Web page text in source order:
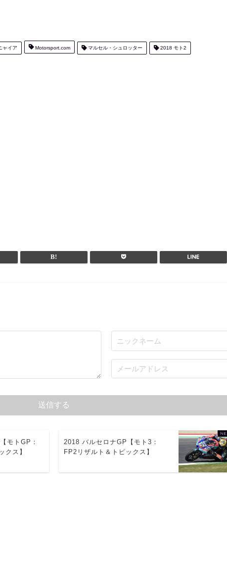
ャイア Motorsport.com マルセル・シュロッター 2018 モト2
モトGP：
クス】
2018 バルセロナGP【モト3：
FP2リザルト＆トピックス】